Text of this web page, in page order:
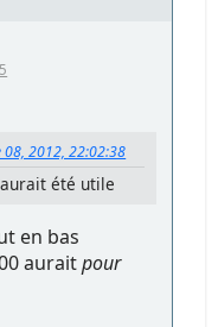
08, 2012, 22:02:38
été utile
en bas
auraitpour